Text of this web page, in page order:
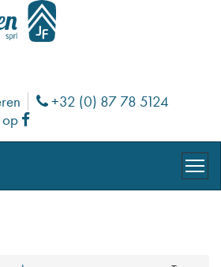
Phone
+32 (0) 87 78 5124
op Facebook